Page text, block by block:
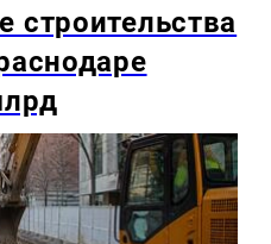
строительства